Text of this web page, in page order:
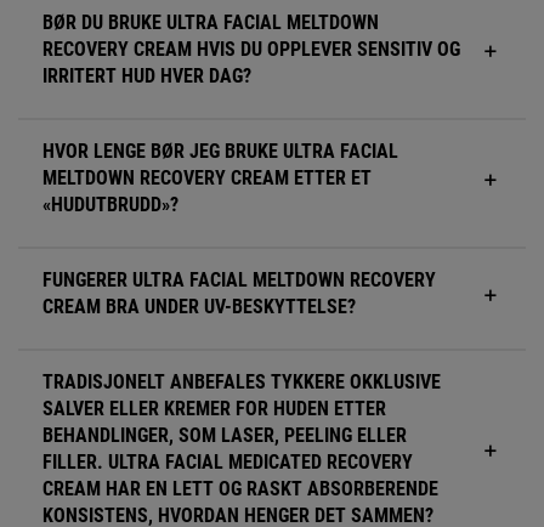
BØR DU BRUKE ULTRA FACIAL MELTDOWN
RECOVERY CREAM HVIS DU OPPLEVER SENSITIV OG
IRRITERT HUD HVER DAG?
HVOR LENGE BØR JEG BRUKE ULTRA FACIAL
MELTDOWN RECOVERY CREAM ETTER ET
«HUDUTBRUDD»?
FUNGERER ULTRA FACIAL MELTDOWN RECOVERY
CREAM BRA UNDER UV-BESKYTTELSE?
TRADISJONELT ANBEFALES TYKKERE OKKLUSIVE
SALVER ELLER KREMER FOR HUDEN ETTER
BEHANDLINGER, SOM LASER, PEELING ELLER
FILLER. ULTRA FACIAL MEDICATED RECOVERY
CREAM HAR EN LETT OG RASKT ABSORBERENDE
KONSISTENS, HVORDAN HENGER DET SAMMEN?